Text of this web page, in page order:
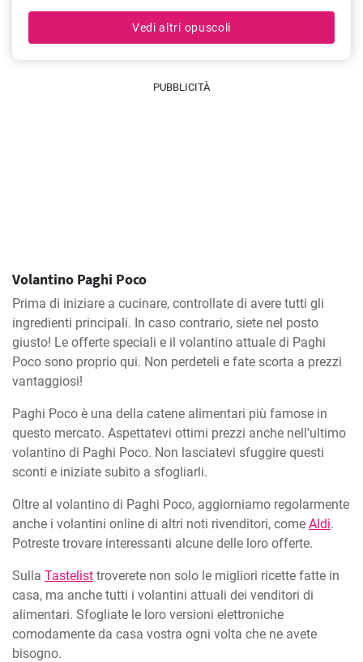
Vedi altri opuscoli
PUBBLICITÀ
Volantino Paghi Poco
Prima di iniziare a cucinare, controllate di avere tutti gli
ingredienti principali. In caso contrario, siete nel posto
giusto! Le offerte speciali e il volantino attuale di Paghi
Poco sono proprio qui. Non perdeteli e fate scorta a prezzi
vantaggiosi!
Paghi Poco è una della catene alimentari più famose in
questo mercato. Aspettatevi ottimi prezzi anche nell'ultimo
volantino di Paghi Poco. Non lasciatevi sfuggire questi
sconti e iniziate subito a sfogliarli.
Oltre al volantino di Paghi Poco, aggiorniamo regolarmente
anche i volantini online di altri noti rivenditori, come Aldi.
Potreste trovare interessanti alcune delle loro offerte.
Sulla Tastelist troverete non solo le migliori ricette fatte in
casa, ma anche tutti i volantini attuali dei venditori di
alimentari. Sfogliate le loro versioni elettroniche
comodamente da casa vostra ogni volta che ne avete
bisogno.